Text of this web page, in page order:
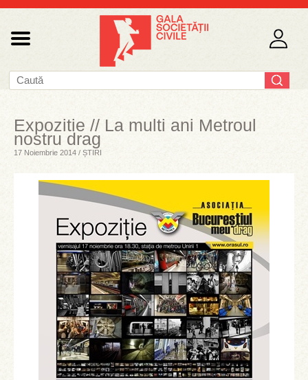
Expozitie // La multi ani Metroul
nostru drag
17 Noiembrie 2014 / ȘTIRI